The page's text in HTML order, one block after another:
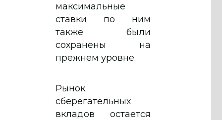
максимальные
ставки по ним
также были
сохранены на
прежнем уровне.
Рынок
сберегательных
вкладов остается